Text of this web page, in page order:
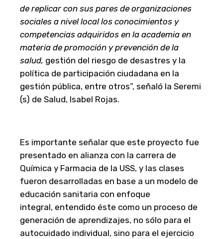
de replicar con sus pares de organizaciones
sociales a nivel local los conocimientos y
competencias adquiridos en la academia en
materia de promoción y prevención de la
salud, gestión del riesgo de desastres y la
política de participación ciudadana en la
gestión pública, entre otros”, señaló la Seremi
(s) de Salud, Isabel Rojas.
Es importante señalar que este proyecto fue
presentado en alianza con la carrera de
Química y Farmacia de la USS, y las clases
fueron desarrolladas en base a un modelo de
educación sanitaria con enfoque
integral, entendido éste como un proceso de
generación de aprendizajes, no sólo para el
autocuidado individual, sino para el ejercicio